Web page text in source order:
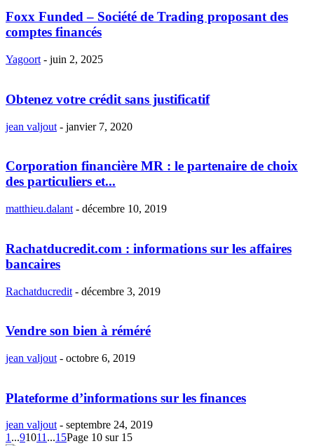
Foxx Funded – Société de Trading proposant des
comptes financés
Yagoort - juin 2, 2025
Obtenez votre crédit sans justificatif
jean valjout - janvier 7, 2020
Corporation financière MR : le partenaire de choix
des particuliers et...
matthieu.dalant - décembre 10, 2019
Rachatducredit.com : informations sur les affaires
bancaires
Rachatducredit - décembre 3, 2019
Vendre son bien à réméré
jean valjout - octobre 6, 2019
Plateforme d’informations sur les finances
jean valjout - septembre 24, 2019
1 ...91011 ...15Page 10 sur 15